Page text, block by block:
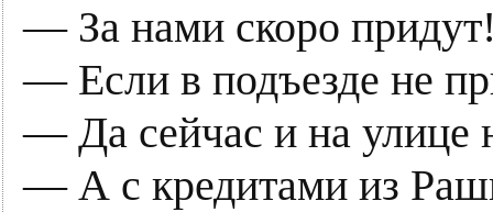
— За нами скоро
— Если в подъезде не
— Да сейчас и на улице
— А с кредитами из